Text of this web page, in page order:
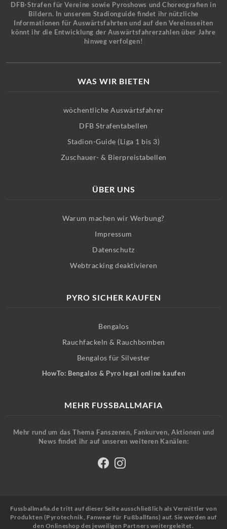
DFB-Strafen für Vereine sowie Pyroshows und Choreografien in
Bildern. In unserem Stadionguide findet ihr nützliche
Informationen für Auswärtsfahrten und auf den Vereinsseiten
könnt ihr die Entwicklung der Auswärtsfahrerzahlen über Jahre
hinweg verfolgen!
WAS WIR BIETEN
wöchentliche Auswärtsfahrer
DFB Strafentabellen
Stadion-Guide (Liga 1 bis 3)
Zuschauer- & Bierpreistabellen
ÜBER UNS
Warum machen wir Werbung?
Impressum
Datenschutz
Webtracking deaktivieren
PYRO SICHER KAUFEN
Bengalos
Rauchfackeln & Rauchbomben
Bengalos für Silvester
HowTo: Bengalos & Pyro legal online kaufen
MEHR FUSSBALLMAFIA
Mehr rund um das Thema Fanszenen, Fankurven, Aktionen und
News findet ihr auf unseren weiteren Kanälen:
Fussballmafia.de tritt auf dieser Seite ausschließlich als Vermittler von
Produkten (Pyrotechnik, Fanwear für Fußballfans) auf. Sie werden auf
den Onlineshop des jeweiligen Partners weitergeleitet.